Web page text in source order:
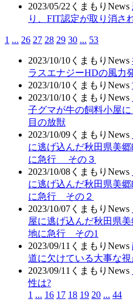
2023/05/22 くまもりNews
り、FIT認定が取り消さ
1 ... 26 27 28 29 30 ... 53
2023/10/10 くまもりNews
ラスエナジーHDの風力
2023/10/10 くまもりNews
2023/10/10 くまもりNews
子グマが牛の飼料小屋
目の放獣
2023/10/09 くまもりNews
に逃げ込んだ秋田県美
に急行 その３
2023/10/08 くまもりNews
に逃げ込んだ秋田県美
に急行 その２
2023/10/07 くまもりNews
屋に逃げ込んだ秋田県
地に急行 その1
2023/09/11 くまもりNews
道に欠けている大事な視
2023/09/11 くまもりNews
性は?
1 ... 16 17 18 19 20 ... 44